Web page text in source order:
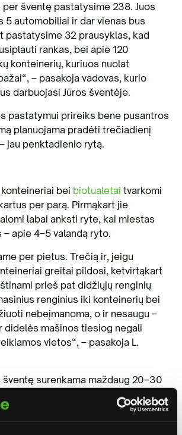
per šventę pastatysime 238. Juos
5 automobiliai ir dar vienas bus
pastatysime 32 prausyklas, kad
rankas, bei apie 120
konteinerių, kuriuos nuolat
– pasakoja vadovas, kurio
darbuojasi Jūros šventėje.
pastatymui prireiks bene pusantros
planuojama pradėti trečiadienį
jau penktadienio rytą.
bei biotualetai tvarkomi
per parą. Pirmąkart jie
labai anksti ryte, kai miestas
apie 4–5 valandą ryto.
per pietus. Trečią ir, jeigu
greitai pildosi, ketvirtąkart
prieš pat didžiųjų renginių
renginius iki konteinerių bei
nebeįmanoma, o ir nesaugu –
didelės mašinos tiesiog negali
vietos“, – pasakoja L.
šventę surenkama maždaug 20–30
tai yra labai lengvos
lėkštės, indai, popieriaus ir